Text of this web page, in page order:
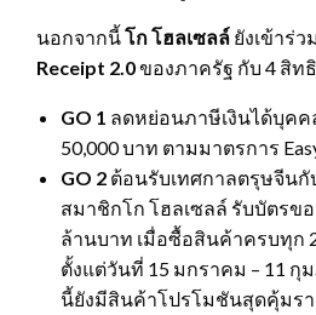
นอกจากนี้โก โฮลเซลล์ ยังเข้าร่ว
Receipt 2.0ของภาครัฐ กับ 4 สิท
GO 1 ลดหย่อนภาษีเงินได้บุคค
50,000 บาท ตามมาตรการ
GO 2 ต้อนรับเทศกาลตรุษจีนกั
สมาชิกโก โฮลเซลล์ รับบัตรข
ล้านบาท เมื่อซื้อสินค้าครบทุก
ตั้งแต่วันที่ 15 มกราคม – 11 กุ
นี้ยังมีสินค้าโปรโมชันสุดคุ้มรา